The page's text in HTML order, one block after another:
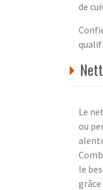
de
Le
ou
le